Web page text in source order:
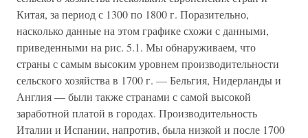
Китая, за период с 1300 по 1800 г. Поразительно,
насколько данные на этом графике схожи с данными,
приведенными на рис. 5.1. Мы обнаруживаем, что
страны с самым высоким уровнем производительности
сельского хозяйства в 1700 г. — Бельгия, Нидерланды и
Англия — были также странами с самой высокой
заработной платой в городах. Производительность
Италии и Испании, напротив, была низкой и после 1700